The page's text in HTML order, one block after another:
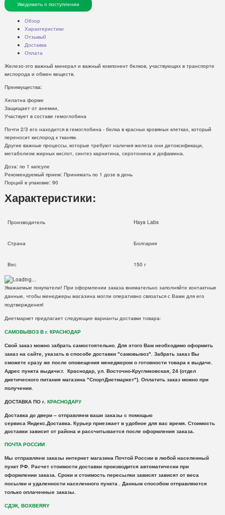
Уведомить о поступлении
Обзор
Характеристики
Отзывы0
Доставка
Оплата
Железо-это важный минерал и важный компонент белков, участвующих в транспорте
кислорода и обмен веществ.
Преимущества:
Хелатна форме
Защищает от анемии,
Участвует в составе гемоглобина
Почти 2/3 его находится в гемоглобина - белка в красных кровяных клетках, который
переносит кислород к тканям.
Другие важные процессы, которые требуют наличия железа они детоксификаци,
метаболизм жирных кислот, синтез карнитина, серотонина и дофамина.
Доза: по 1 капсуле
Рекомендуемый прием: Принимать по 1 дозе в день
Порций в упаковке: 90
Характеристики:
Производитель Haya Labs
Страна Болгария
Вес 150 г
Уважаемые покупатели! При оформлении заказа внимательно заполняйте контактные
данные, чтобы менеджеры магазина могли оперативно связаться с Вами для его
подтверждения!
Диетмаркет предлагает следующие варианты доставки товара:
САМОВЫВОЗ В г. КРАСНОДАР
Свой заказ можно забрать самостоятельно. Для этого Вам необходимо оформить
заказ на сайте, указать в способе доставки "самовывоз". Забрать заказ Вы
сможете сразу же после оповещения менеджером о готовности товара к выдаче.
Адрес пункта выдачи:г. Краснодар, ул. Восточно-Кругликовская, 24 (отдел
диетического питания магазина "СпортДиетмаркет"). Оплатить заказ можно при
получении.
ДОСТАВКА ПО г.КРАСНОДАРУ
Доставкадо двери – отправляем ваши заказы с помощью
сервиса Яндекс.Доставка. Курьер приезжает в удобное для вас время. Стоимость
доставки зависит от района и рассчитывается после оформления заказа.
ПОЧТА РОССИИ
Мы отправляем заказы интернет магазина Почтой России в любой населенный
пункт РФ. Расчет стоимости доставки производится автоматически при
оформлении заказа. Сроки и стоимость пересылки зависят зависят от веса
посылки и удаленности населенного пункта . Данным способом отправляются
только оплаченные заказы.
СДЭК, BOXBERRY